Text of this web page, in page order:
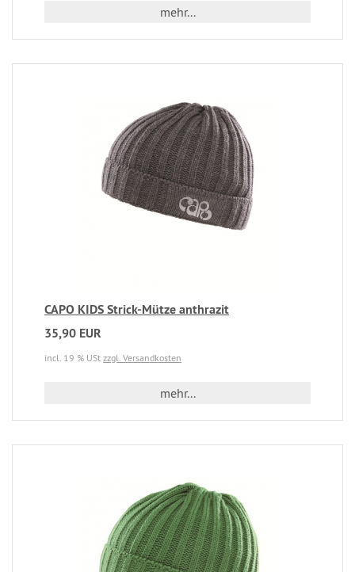
mehr...
CAPO KIDS Strick-Mütze anthrazit
35,90 EUR
incl. 19 % USt zzgl. Versandkosten
mehr...